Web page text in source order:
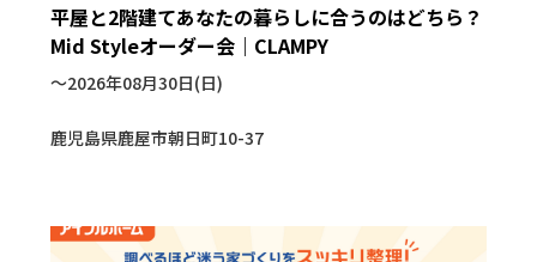
平屋と2階建てあなたの暮らしに合うのはどちら？
Mid Styleオーダー会｜CLAMPY
〜2026年08月30日(日)
鹿児島県鹿屋市朝日町10-37